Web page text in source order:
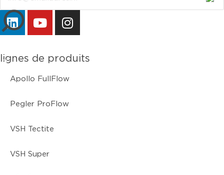
lignes de produits
Apollo FullFlow
Pegler ProFlow
VSH Tectite
VSH Super